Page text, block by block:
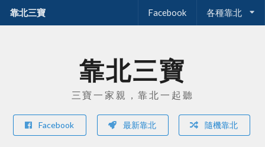
靠北三寶 Facebook 各種靠北
靠北三寶
三寶一家親，靠北一起聽
Facebook 最新靠北 隨機靠北